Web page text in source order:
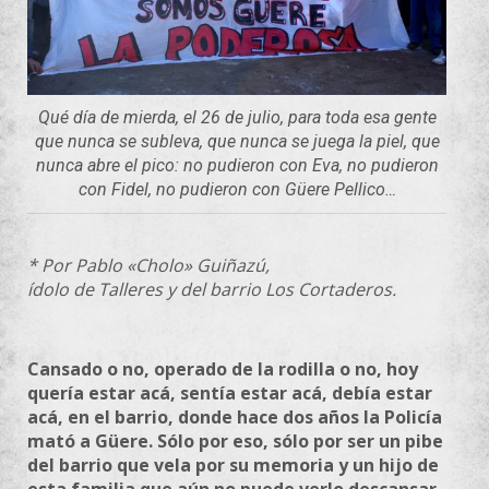
Qué día de mierda, el 26 de julio, para toda esa gente
que nunca se subleva, que nunca se juega la piel, que
nunca abre el pico: no pudieron con Eva, no pudieron
con Fidel, no pudieron con Güere Pellico…
* Por Pablo «Cholo» Guiñazú,
ídolo de Talleres y del barrio Los Cortaderos.
Cansado o no, operado de la rodilla o no, hoy
quería estar acá, sentía estar acá, debía estar
acá, en el barrio, donde hace dos años la Policía
mató a Güere. Sólo por eso, sólo por ser un pibe
del barrio que vela por su memoria y un hijo de